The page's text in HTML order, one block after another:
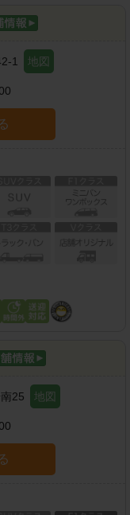
1 地図
25 地図